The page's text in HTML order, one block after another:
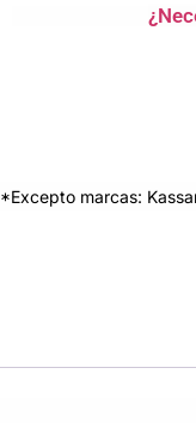
*Excepto marcas: